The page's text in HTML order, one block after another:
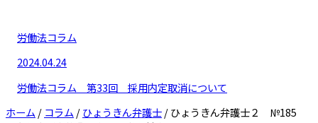
労働法コラム
2024.04.24
労働法コラム 第33回 採用内定取消について
ホーム / コラム /ひょうきん弁護士/ひょうきん弁護士２ №185